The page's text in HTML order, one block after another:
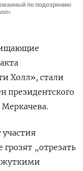
по подозрению
Холл», стали
президентского
Меркачева.
участия
грозят „отрезать
жуткими